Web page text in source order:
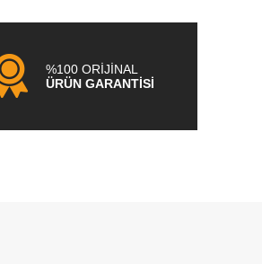
%100 ORİJİNAL
ÜRÜN GARANTİSİ